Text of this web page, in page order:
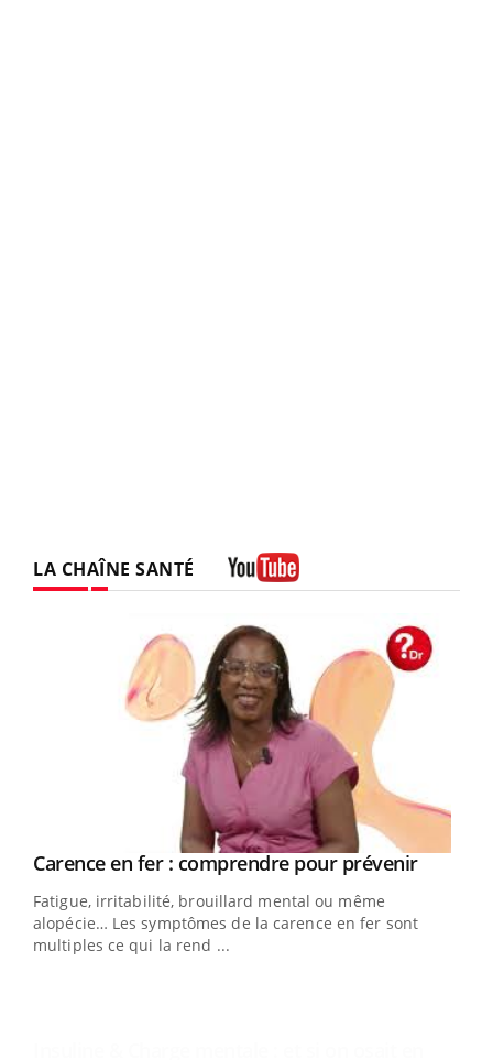
LA CHAÎNE SANTÉ
Youtube
Carence en fer : comprendre pour prévenirYoutube
Fatigue, irritabilité, brouillard mental ou même
alopécie… Les symptômes de la carence en fer sont
multiples ce qui la rend ...
Youtube
Insuline & Charge mentale : et si on osait en
En 2026, l'insuline dans le diabète de type 2 reste
entourée d'idées reçues chez les patients comme